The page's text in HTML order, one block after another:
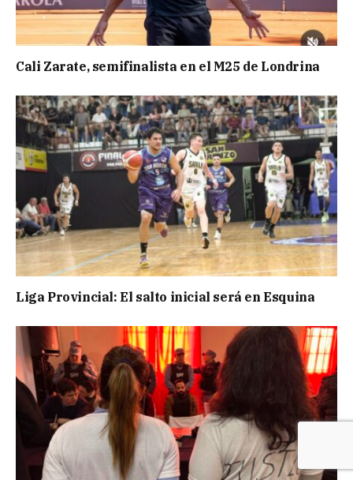
Cali Zarate, semifinalista en el M25 de Londrina
Liga Provincial: El salto inicial será en Esquina